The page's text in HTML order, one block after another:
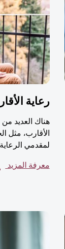
رعاية
هناك العديد من
الأقارب، مثل
لمقدمي
معرفة المزيد